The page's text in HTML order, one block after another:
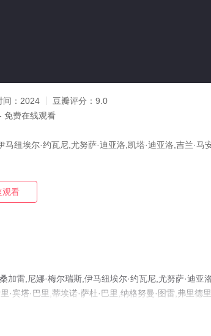
间： 2024 豆瓣评分： 9.0
免费在线观看
马纽埃尔·约瓦尼,尤努萨·迪亚洛,凯塔·迪亚洛,吉兰·马
观看
加雷,尼娜·梅尔瑞斯,伊马纽埃尔·约瓦尼,尤努萨·迪亚
·宾塔·巴里,蒂埃诺·萨杜·巴里,纳格努曼·图雷,弗里德
等演员精彩演绎的法国电影，手机免费观看高清未删减